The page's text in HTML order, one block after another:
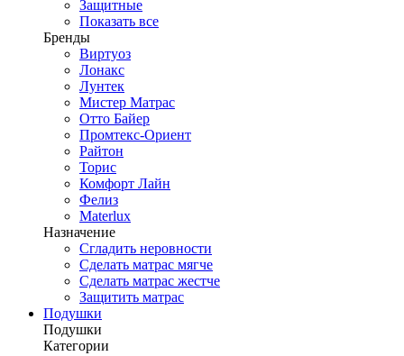
Защитные
Показать все
Бренды
Виртуоз
Лонакс
Лунтек
Мистер Матрас
Отто Байер
Промтекс-Ориент
Райтон
Торис
Комфорт Лайн
Фелиз
Materlux
Назначение
Сгладить неровности
Сделать матрас мягче
Сделать матрас жестче
Защитить матрас
Подушки
Подушки
Категории